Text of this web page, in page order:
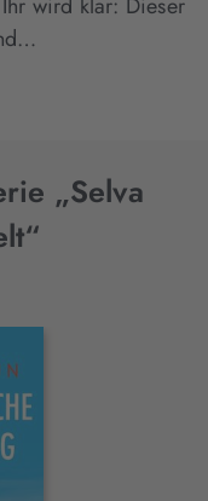
„Selva